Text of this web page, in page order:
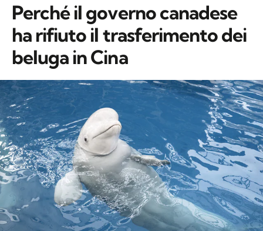
Perché il governo canadese
ha rifiuto il trasferimento dei
beluga in Cina